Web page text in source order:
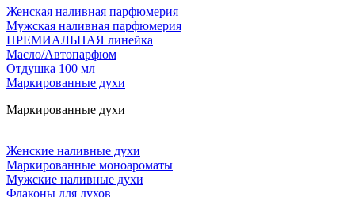
Женская наливная парфюмерия
Мужская наливная парфюмерия
ПРЕМИАЛЬНАЯ линейка
Масло/Автопарфюм
Отдушка 100 мл
Маркированные духи
Маркированные духи
Женские наливные духи
Маркированные моноароматы
Мужские наливные духи
Флаконы для духов